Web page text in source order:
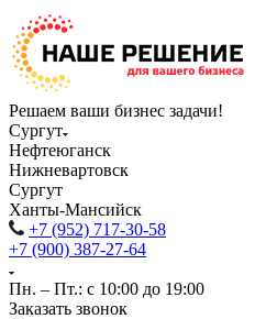
Решаем ваши бизнес задачи!
Сургут
Нефтеюганск
Нижневартовск
Сургут
Ханты-Мансийск
+7 (952) 717-30-58
+7 (900) 387-27-64
Пн. – Пт.: с 10:00 до 19:00
Заказать звонок